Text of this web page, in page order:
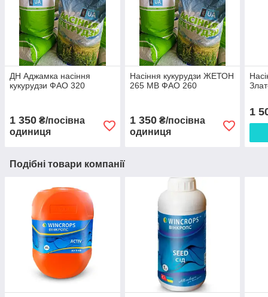
ДН Аджамка насіння
кукурудзи ФАО 320
1 350 ₴/посівна
одиниця
Насіння кукурудзи ЖЕТОН
265 МВ ФАО 260
1 350₴/посівна
одиниця
1
Подібні товари компанії